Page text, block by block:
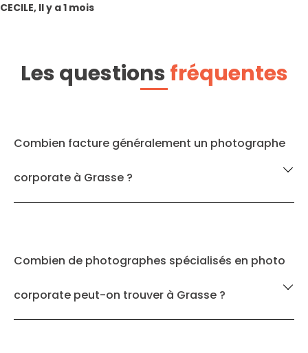
CECILE, Il y a 1 mois
Les questionsfréquentes
Combien facture généralement un photographe
corporate à Grasse ?
Combien de photographes spécialisés en photo
corporate peut-on trouver à Grasse ?